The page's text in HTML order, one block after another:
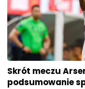
Skrót meczu
podsumowanie